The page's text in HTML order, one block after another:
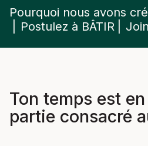
Pourquoi nous avons
Postulez à BÂTIR
Ton temps est
partie consacré